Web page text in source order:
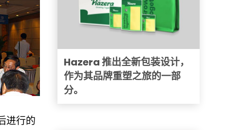
进行的
Hazera 推出全新包装设计，
作为其品牌重塑之旅的一部
分。